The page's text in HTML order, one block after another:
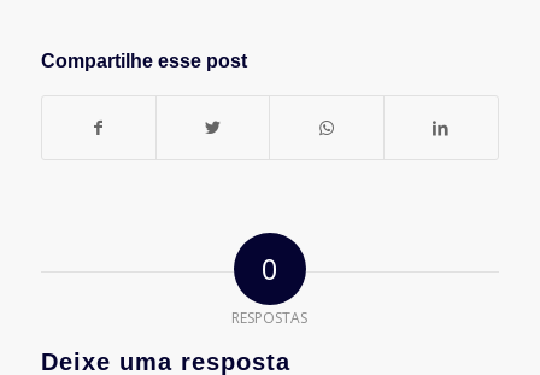
Compartilhe esse post
0
RESPOSTAS
Deixe uma resposta